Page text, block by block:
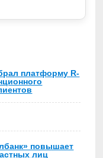
платформу R-
повышает
лиц